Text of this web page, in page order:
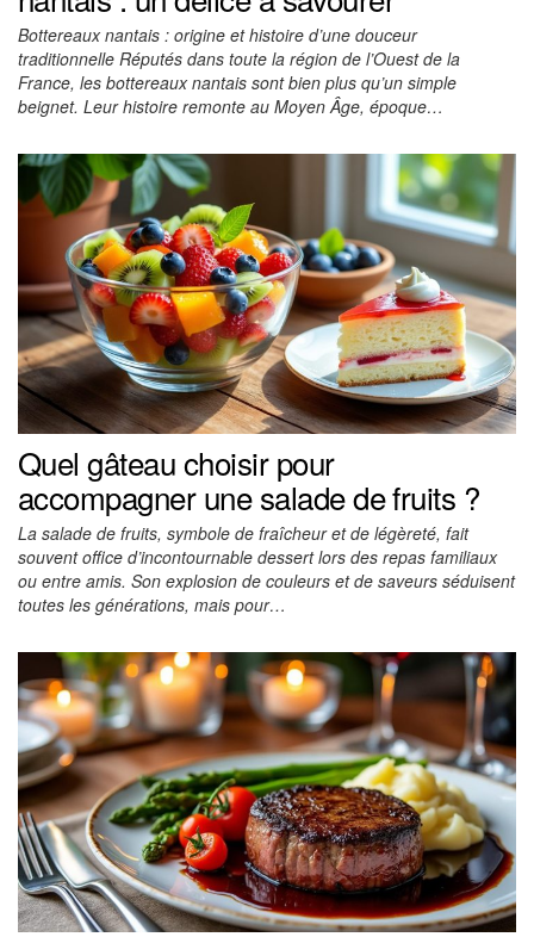
Bottereaux nantais : origine et histoire d’une douceur
traditionnelle Réputés dans toute la région de l’Ouest de la
France, les bottereaux nantais sont bien plus qu’un simple
beignet. Leur histoire remonte au Moyen Âge, époque…
Quel gâteau choisir pour
accompagner une salade de fruits ?
La salade de fruits, symbole de fraîcheur et de légèreté, fait
souvent office d’incontournable dessert lors des repas familiaux
ou entre amis. Son explosion de couleurs et de saveurs séduisent
toutes les générations, mais pour…